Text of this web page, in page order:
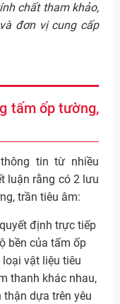
chất tham khảo,
đơn vị cung cấp
tấm ốp tường,
tin từ nhiều
luận rằng có 2 lưu
trần tiêu âm:
định trực tiếp
bền của tấm ốp
vật liệu tiêu
thanh khác nhau,
dựa trên yêu